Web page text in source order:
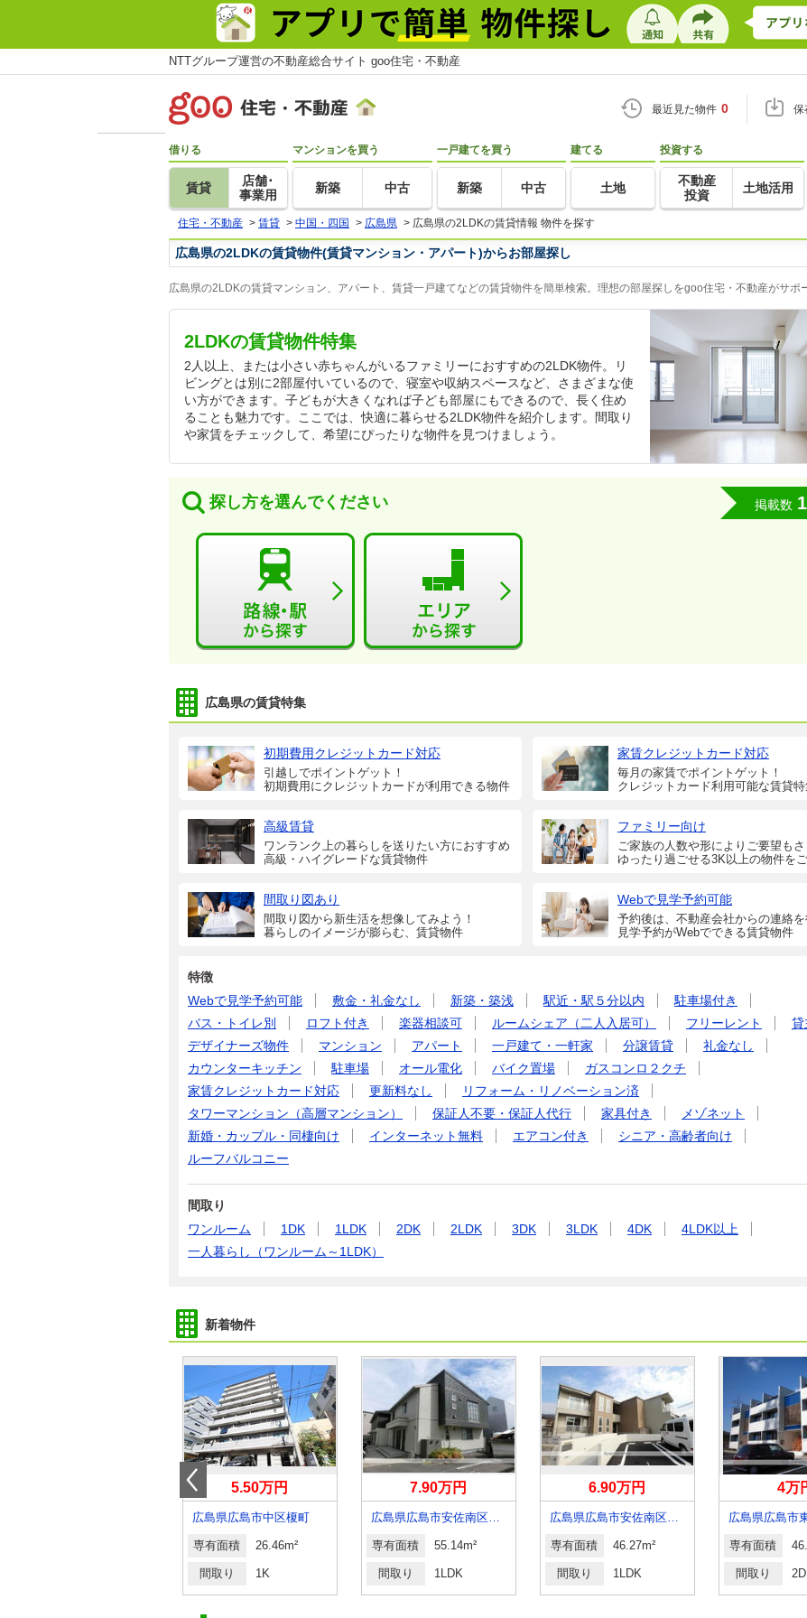
NTTグループ運営の不動産総合サイト goo住宅・不動産
最近見た物件 0 保
借りる
賃貸
店舗･
事業用
マンションを買う
新築 中古
一戸建てを買う
新築 中古
建てる
土地
投資する
不動産
投資
土地活用
住宅・不動産 > 賃貸 > 中国・四国 > 広島県 > 広島県の2LDKの賃貸情報 物件を探す
広島県の2LDKの賃貸物件(賃貸マンション・アパート)からお部屋探し
広島県の2LDKの賃貸マンション、アパート、賃貸一戸建てなどの賃貸物件を簡単検索。理想の部屋探しをgoo住宅・不動産がサポ
2LDKの賃貸物件特集
2人以上、または小さい赤ちゃんがいるファミリーにおすすめの2LDK物件。リ
ビングとは別に2部屋付いているので、寝室や収納スペースなど、さまざまな使
い方ができます。子どもが大きくなれば子ども部屋にもできるので、長く住め
ることも魅力です。ここでは、快適に暮らせる2LDK物件を紹介します。間取り
や家賃をチェックして、希望にぴったりな物件を見つけましょう。
探し方を選んでください 掲載数
広島県の賃貸特集
初期費用クレジットカード対応
引越しでポイントゲット！
初期費用にクレジットカードが利用できる物件
家賃クレジットカード対応
毎月の家賃でポイントゲット！
クレジットカード利用可能な賃貸
高級賃貸
ワンランク上の暮らしを送りたい方におすすめ
高級・ハイグレードな賃貸物件
ファミリー向け
ご家族の人数や形によりご要望もさ
ゆったり過ごせる3K以上の物件をご
間取り図あり
間取り図から新生活を想像してみよう！
暮らしのイメージが膨らむ、賃貸物件
Webで見学予約可能
予約後は、不動産会社からの連絡を
見学予約がWebでできる賃貸物件
特徴
Webで見学予約可能
敷金・礼金なし 新築・築浅 駅近・駅５分以内
駐車場付き
バス・トイレ別
ロフト付き 楽器相談可 ルームシェア（二人入居可） フリーレント
貸
デザイナーズ物件
マンション アパート 一戸建て・一軒家 分譲賃貸
礼金なし
カウンターキッチン
駐車場 オール電化 バイク置場
ガスコンロ２クチ
家賃クレジットカード対応
更新料なし
リフォーム・リノベーション済
タワーマンション（高層マンション）
保証人不要・保証人代行 家具付き
メゾネット
新婚・カップル・同棲向け
インターネット無料 エアコン付き
シニア・高齢者向け
ルーフバルコニー
間取り
ワンルーム
1DK 1LDK 2DK 2LDK 3DK 3LDK 4DK
4LDK以上
一人暮らし（ワンルーム～1LDK）
新着物件
5.50万円
広島県広島市中区榎町
専有面積 26.46m²
間取り 1K
7.90万円
広島県広島市安佐南区大町東２丁目
専有面積 55.14m²
間取り 1LDK
6.90万円
広島県広島市安佐南区伴東７丁目
専有面積 46.27m²
間取り 1LDK
4万
専有面積
間取り